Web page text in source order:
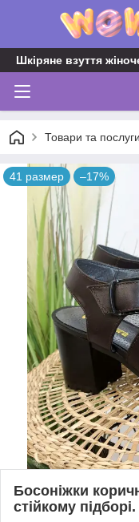
Шкіряне взуття
Товари та послуги
41 размер –17%
Босоніжки
стійкому